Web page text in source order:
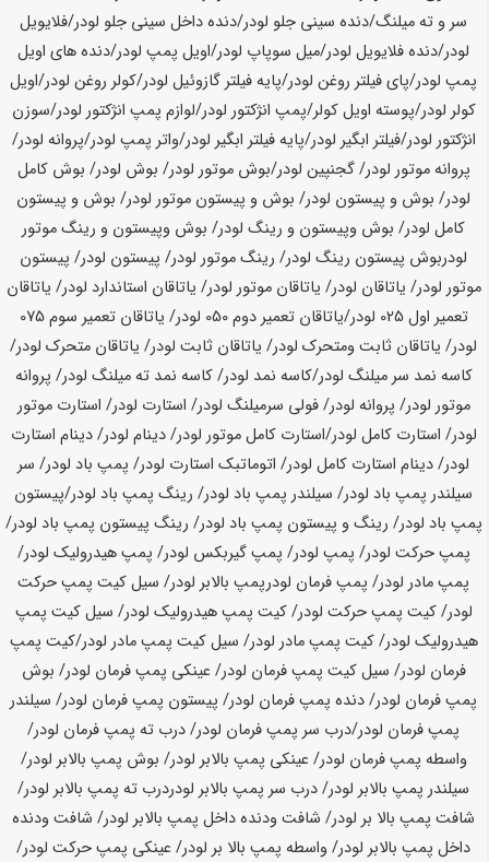
سر و ته میلنگ/دنده سینی جلو لودر/دنده داخل سینی جلو لودر/فلایویل
لودر/دنده فلایویل لودر/میل سوپاپ لودر/اویل پمپ لودر/دنده های اویل
پمپ لودر/پای فیلتر روغن لودر/پایه فیلتر گازوئیل لودر/کولر روغن لودر/اویل
کولر لودر/پوسته اویل کولر/پمپ انژکتور لودر/لوازم پمپ انژکتور لودر/سوزن
انژکتور لودر/فیلتر ابگیر لودر/پایه فیلتر ابگیر لودر/واتر پمپ لودر/پروانه لودر/
پروانه موتور لودر/ گجنپین لودر/بوش موتور لودر/ بوش لودر/ بوش کامل
لودر/ بوش و پیستون لودر/ بوش و پیستون موتور لودر/ بوش و پیستون
کامل لودر/ بوش وپیستون و رینگ لودر/ بوش وپیستون و رینگ موتور
لودربوش پیستون رینگ لودر/ رینگ موتور لودر/ پیستون لودر/ پیستون
موتور لودر/ یاتاقان لودر/ یاتاقان موتور لودر/ یاتاقان استاندارد لودر/ یاتاقان
تعمیر اول 025 لودر/یاتاقان تعمیر دوم 050 لودر/ یاتاقان تعمیر سوم 075
لودر/ یاتاقان ثابت ومتحرک لودر/ یاتاقان ثابت لودر/ یاتاقان متحرک لودر/
کاسه نمد سر میلنگ لودر/کاسه نمد لودر/ کاسه نمد ته میلنگ لودر/ پروانه
موتور لودر/ پروانه لودر/ فولی سرمیلنگ لودر/ استارت لودر/ استارت موتور
لودر/ استارت کامل لودر/استارت کامل موتور لودر/ دینام لودر/ دینام استارت
لودر/ دینام استارت کامل لودر/ اتوماتبک استارت لودر/ پمپ باد لودر/ سر
سیلندر پمپ باد لودر/ سیلندر پمپ باد لودر/ رینگ پمپ باد لودر/پیستون
پمپ باد لودر/ رینگ و پیستون پمپ باد لودر/ رینگ پیستون پمپ باد لودر/
پمپ حرکت لودر/ پمپ لودر/ پمپ گیربکس لودر/ پمپ هیدرولیک لودر/
پمپ مادر لودر/ پمپ فرمان لودرپمپ بالابر لودر/ سیل کیت پمپ حرکت
لودر/ کیت پمپ حرکت لودر/ کیت پمپ هیدرولیک لودر/ سیل کیت پمپ
هیدرولیک لودر/ کیت پمپ مادر لودر/ سیل کیت پمپ مادر لودر/کیت پمپ
فرمان لودر/ سیل کیت پمپ فرمان لودر/ عینکی پمپ فرمان لودر/ بوش
پمپ فرمان لودر/ دنده پمپ فرمان لودر/ پیستون پمپ فرمان لودر/ سیلندر
پمپ فرمان لودر/درب سر پمپ فرمان لودر/ درب ته پمپ فرمان لودر/
واسطه پمپ فرمان لودر/ عینکی پمپ بالابر لودر/ بوش پمپ بالابر لودر/
سیلندر پمپ بالابر لودر/ درب سر پمپ بالابر لودردرب ته پمپ بالابر لودر/
شافت پمپ بالا بر لودر/ شافت ودنده داخل پمپ بالابر لودر/ شافت ودنده
داخل پمپ بالابر لودر/ واسطه پمپ بالا بر لودر/ عینکی پمپ حرکت لودر/